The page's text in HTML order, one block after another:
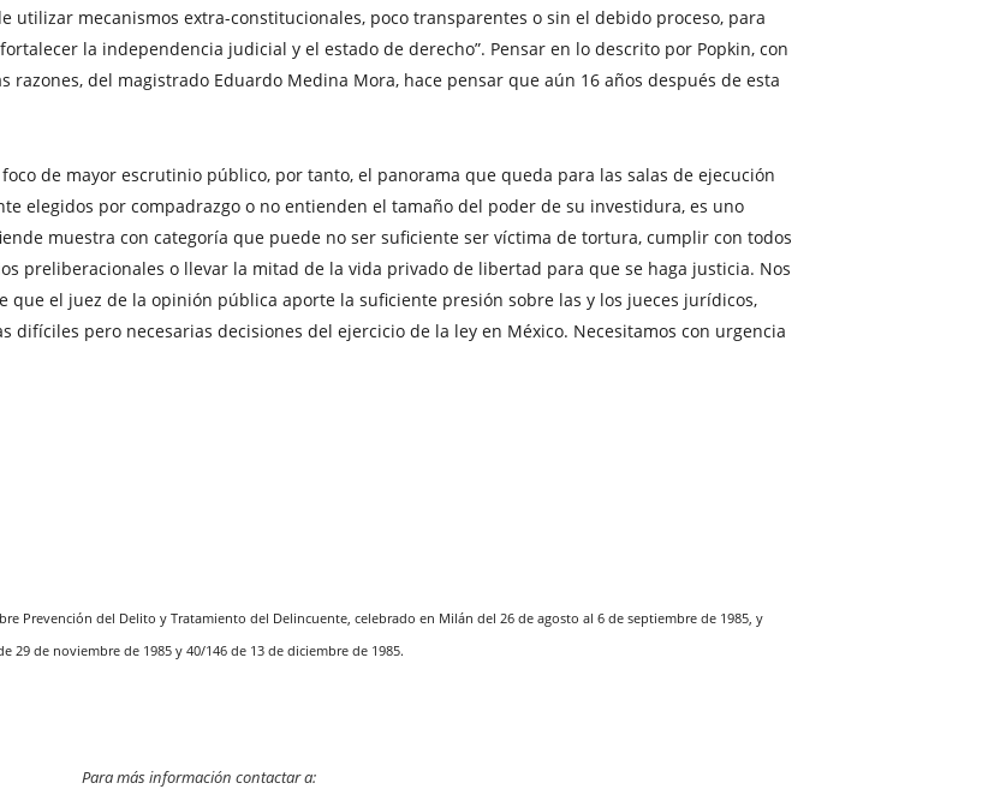
utilizar mecanismos extra-constitucionales, poco transparentes o sin el debido proceso, para
la independencia judicial y el estado de derecho”. Pensar en lo descrito por Popkin, con
del magistrado Eduardo Medina Mora, hace pensar que aún 16 años después de esta
de mayor escrutinio público, por tanto, el panorama que queda para las salas de ejecución
elegidos por compadrazgo o no entienden el tamaño del poder de su investidura, es uno
muestra con categoría que puede no ser suficiente ser víctima de tortura, cumplir con todos
preliberacionales o llevar la mitad de la vida privado de libertad para que se haga justicia. Nos
que el juez de la opinión pública aporte la suficiente presión sobre las y los jueces jurídicos,
pero necesarias decisiones del ejercicio de la ley en México. Necesitamos con urgencia
Prevención del Delito y Tratamiento del Delincuente, celebrado en Milán del 26 de agosto al 6 de septiembre de 1985, y
29 de noviembre de 1985 y 40/146 de 13 de diciembre de 1985.
Para más información contactar a: